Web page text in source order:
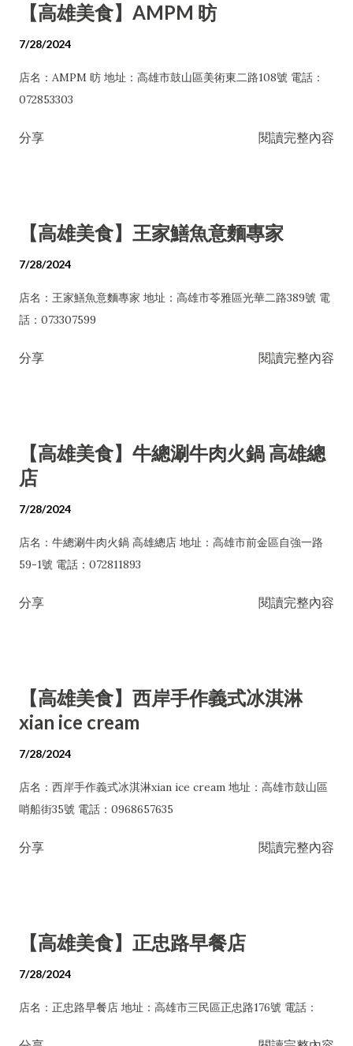
【高雄美食】AMPM 昉
7/28/2024
店名：AMPM 昉 地址：高雄市鼓山區美術東二路108號 電話：
072853303
分享 閱讀完整內容
【高雄美食】王家鱔魚意麵專家
7/28/2024
店名：王家鱔魚意麵專家 地址：高雄市苓雅區光華二路389號 電
話：073307599
分享 閱讀完整內容
【高雄美食】牛總涮牛肉火鍋 高雄總
店
7/28/2024
店名：牛總涮牛肉火鍋 高雄總店 地址：高雄市前金區自強一路
59-1號 電話：072811893
分享 閱讀完整內容
【高雄美食】西岸手作義式冰淇淋
xian ice cream
7/28/2024
店名：西岸手作義式冰淇淋xian ice cream 地址：高雄市鼓山區
哨船街35號 電話：0968657635
分享 閱讀完整內容
【高雄美食】正忠路早餐店
7/28/2024
店名：正忠路早餐店 地址：高雄市三民區正忠路176號 電話：